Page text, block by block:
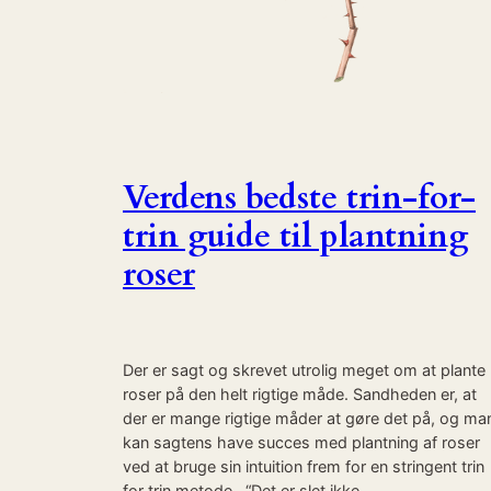
Verdens bedste trin-for-
trin guide til plantning
roser
Der er sagt og skrevet utrolig meget om at plante
roser på den helt rigtige måde. Sandheden er, at
der er mange rigtige måder at gøre det på, og
kan sagtens have succes med plantning af roser
ved at bruge sin intuition frem for en stringent trin